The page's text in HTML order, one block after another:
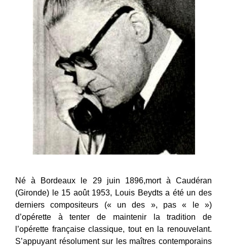
Né à Bordeaux le 29 juin 1896,mort à Caudéran
(Gironde) le 15 août 1953, Louis Beydts a été un des
derniers compositeurs (« un des », pas « le »)
d’opérette à tenter de maintenir la tradition de
l’opérette française classique, tout en la renouvelant.
S’appuyant résolument sur les maîtres contemporains